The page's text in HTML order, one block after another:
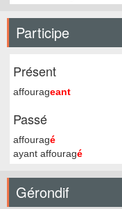
Participe
Présent
affourageant
Passé
affouragé
ayant affouragé
Gérondif